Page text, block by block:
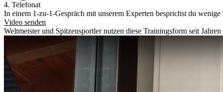
4. Telefonat
In einem 1-zu-1-Gespräch mit unserem Experten besprichst du
Video senden
Weltmeister und Spitzensportler nutzen diese Trainingsform seit